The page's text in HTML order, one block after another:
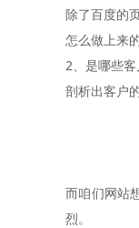
除了百度的
怎么做上来
2、是哪些
剖析出客户
而咱们网站
烈。